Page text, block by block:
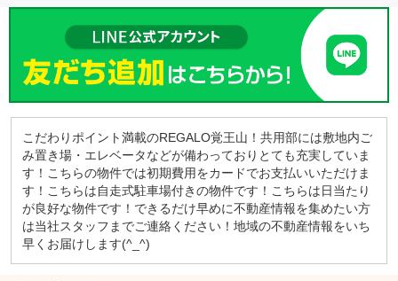
こだわりポイント満載のREGALO覚王山！共用部には敷地内ご
み置き場・エレベータなどが備わっておりとても充実していま
す！こちらの物件では初期費用をカードでお支払いいただけま
す！こちらは自走式駐車場付きの物件です！こちらは日当たり
が良好な物件です！できるだけ早めに不動産情報を集めたい方
は当社スタッフまでご連絡ください！地域の不動産情報をいち
早くお届けします(^_^)